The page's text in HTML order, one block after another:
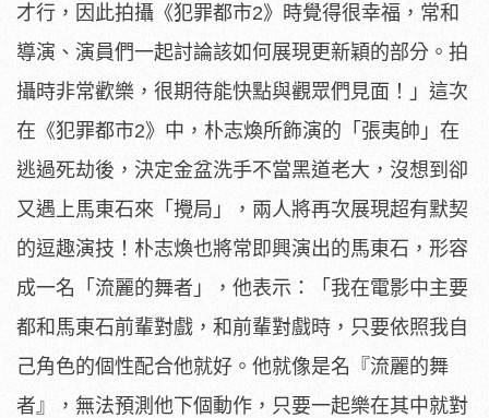
才行，因此拍攝《犯罪都市2》時覺得很幸福， 常和
導演、演員們一起討論該如何展現更新穎的部分。 拍
攝時非常歡樂，很期待能快點與觀眾們見面！」這次
在《犯罪都市2》中，朴志煥所飾演的「張夷帥」在
逃過死劫後， 決定金盆洗手不當黑道老大，沒想到卻
又遇上馬東石來「攪局」， 兩人將再次展現超有默契
的逗趣演技！朴志煥也將常即興演出的馬東石，形容
成一名「流麗的舞者」，他表示：「 我在電影中主要
都和馬東石前輩對戲，和前輩對戲時， 只要依照我自
己角色的個性配合他就好。他就像是名『流麗的舞
者』
，無法預測他下個動作，只要一起樂在其中就對